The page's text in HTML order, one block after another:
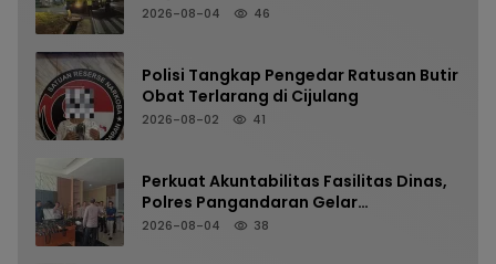
Pangandaran Menjaga Keselamatan
2026-08-04 46
Polisi Tangkap Pengedar Ratusan Butir
Obat Terlarang di Cijulang
2026-08-02 41
Perkuat Akuntabilitas Fasilitas Dinas,
Polres Pangandaran Gelar
Pemeriksaan Senpi Berkala
2026-08-04 38